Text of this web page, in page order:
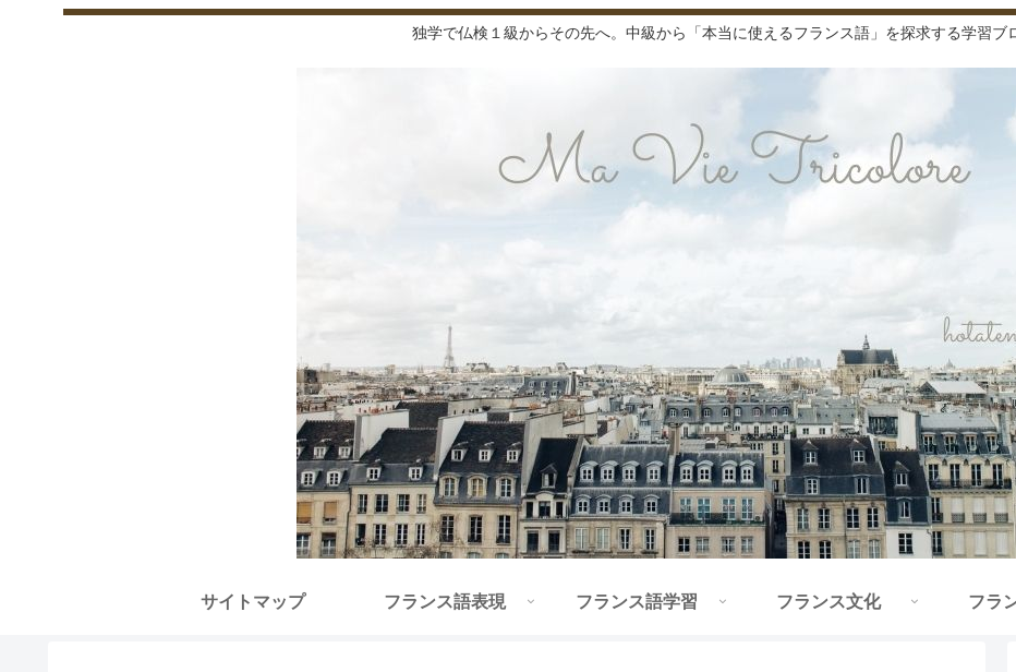
独学で仏検１級からその先へ。中級から「本当に使えるフランス語」を探求する学習ブ
サイトマップ フランス語表現 フランス語学習 フランス文化 フラ